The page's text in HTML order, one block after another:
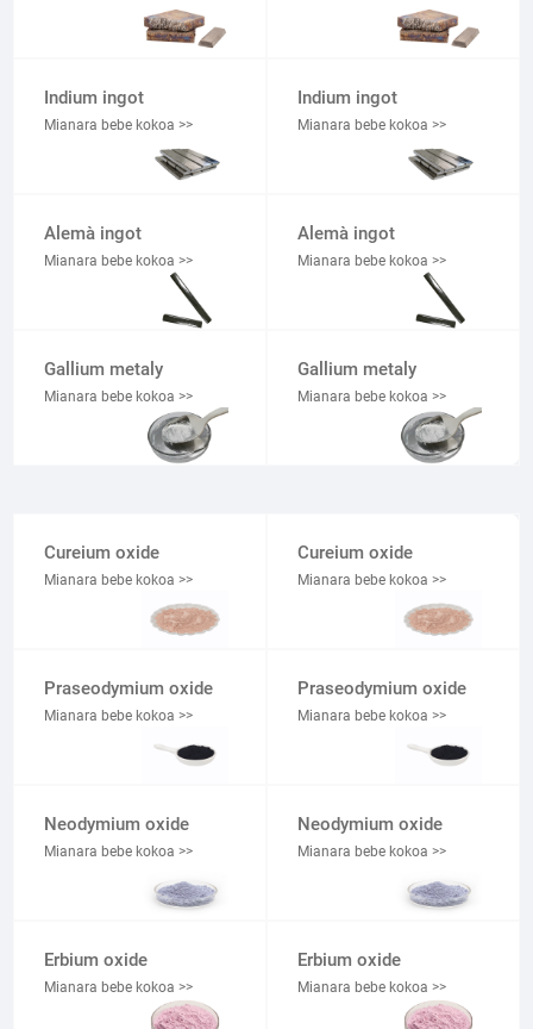
Indium ingot
Mianara bebe kokoa >>
Indium ingot
Mianara bebe kokoa >>
Alemà ingot
Mianara bebe kokoa >>
Alemà ingot
Mianara bebe kokoa >>
Gallium metaly
Mianara bebe kokoa >>
Gallium metaly
Mianara bebe kokoa >>
Cureium oxide
Mianara bebe kokoa >>
Cureium oxide
Mianara bebe kokoa >>
Praseodymium oxide
Mianara bebe kokoa >>
Praseodymium oxide
Mianara bebe kokoa >>
Neodymium oxide
Mianara bebe kokoa >>
Neodymium oxide
Mianara bebe kokoa >>
Erbium oxide
Mianara bebe kokoa >>
Erbium oxide
Mianara bebe kokoa >>